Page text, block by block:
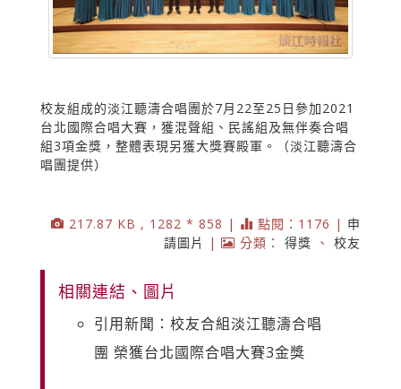
校友組成的淡江聽濤合唱團於7月22至25日參加2021
台北國際合唱大賽，獲混聲組、民謠組及無伴奏合唱
組3項金獎，整體表現另獲大獎賽殿軍。（淡江聽濤合
唱團提供）
217.87 KB , 1282 * 858 | 點閱：1176 | 申
請圖片
| 分類： 得獎 、 校友
相關連結、圖片
引用新聞：校友合組淡江聽濤合唱
團 榮獲台北國際合唱大賽3金獎